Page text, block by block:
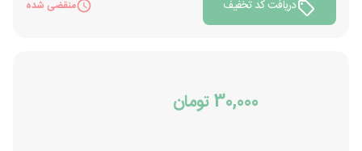
دریافت کد تخفیف منقضی شده
30,000 تومان